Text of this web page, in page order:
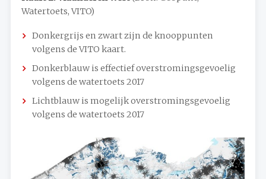
Watertoets, VITO)
Donkergrijs en zwart zijn de knooppunten
volgens de VITO kaart.
Donkerblauw is effectief overstromingsgevoelig
volgens de watertoets 2017
Lichtblauw is mogelijk overstromingsgevoelig
volgens de watertoets 2017